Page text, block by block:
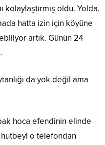
kolaylaştırmış oldu. Yolda,
hatta izin için köyüne
artık. Günün 24
da yok değil ama
hoca efendinin elinde
o telefondan